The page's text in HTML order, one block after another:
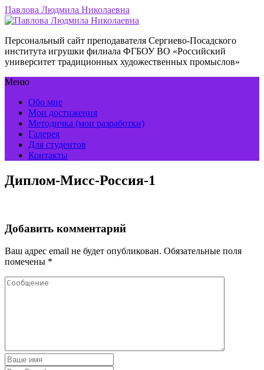
Павлова Людмила Николаевна
Персональный сайт преподавателя Сергиево-Посадского
института игрушки филиала ФГБОУ ВО «Российский
университет традиционных художественных промыслов»
Меню
Обо мне
Мои достижения
Методичка (мои разработки)
Галерея
Для студентов
Контакты
Диплом-Мисс-Россия-1
Добавить комментарий
Ваш адрес email не будет опубликован. Обязательные поля
помечены *